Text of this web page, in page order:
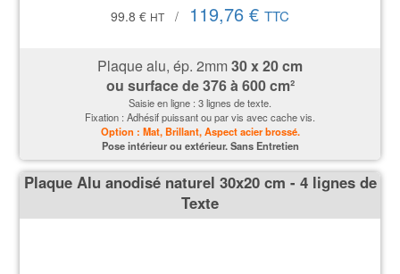
99.8 € HT / 119,76 € TTC
Plaque alu, ép. 2mm30 x 20 cm
ou surface de376 à 600 cm²
Saisie en ligne : 3 lignes de texte.
Fixation : Adhésif puissant ou par vis avec cache vis.
Option : Mat, Brillant, Aspect acier brossé.
Pose intérieur ou extérieur. Sans Entretien
Plaque Alu anodisé naturel 30x20 cm - 4 lignes de
Texte